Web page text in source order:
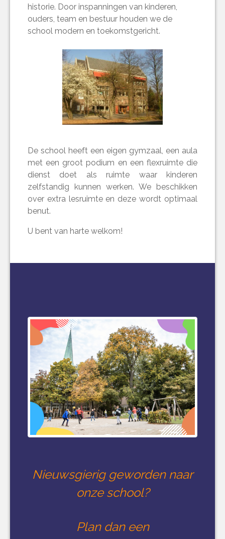
historie. Door inspanningen van kinderen,
ouders, team en bestuur houden we de
school modern en toekomstgericht.
De school heeft een eigen gymzaal, een aula
met een groot podium en een flexruimte die
dienst doet als ruimte waar kinderen
zelfstandig kunnen werken. We beschikken
over extra lesruimte en deze wordt optimaal
benut.
U bent van harte welkom!
Nieuwsgierig geworden naar
onze school?
Plan dan een